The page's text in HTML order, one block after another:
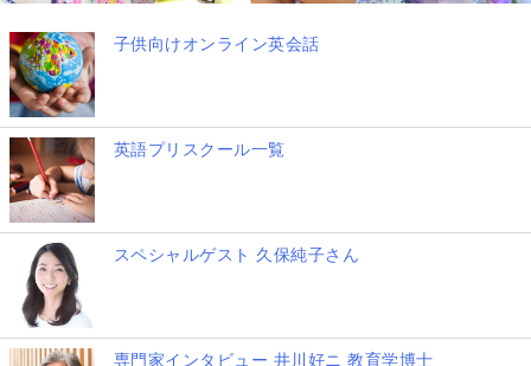
子供向けオンライン英会話
英語プリスクール一覧
スペシャルゲスト 久保純子さん
専門家インタビュー 井川好ニ 教育学博士